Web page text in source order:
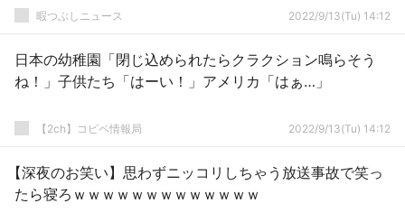
暇つぶしニュース 2022/9/13(Tu) 14:12
日本の幼稚園「閉じ込められたらクラクション鳴らそう
ね！」子供たち「はーい！」アメリカ「はぁ…」
【2ch】コピペ情報局 2022/9/13(Tu) 14:12
【深夜のお笑い】思わずニッコリしちゃう放送事故で笑っ
たら寝ろｗｗｗｗｗｗｗｗｗｗｗｗｗ